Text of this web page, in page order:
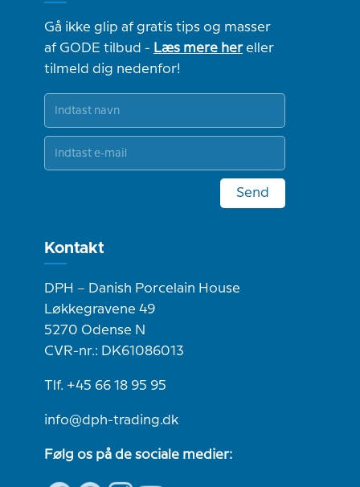
Gå ikke glip af gratis tips og masser
af GODE tilbud - Læs mere hereller
tilmeld dig nedenfor!
Send
Kontakt
DPH – Danish Porcelain House
Løkkegravene 49
5270 Odense N
CVR-nr.: DK61086013
Tlf. +45 66 18 95 95
info@dph-trading.dk
Følg os på de sociale medier: